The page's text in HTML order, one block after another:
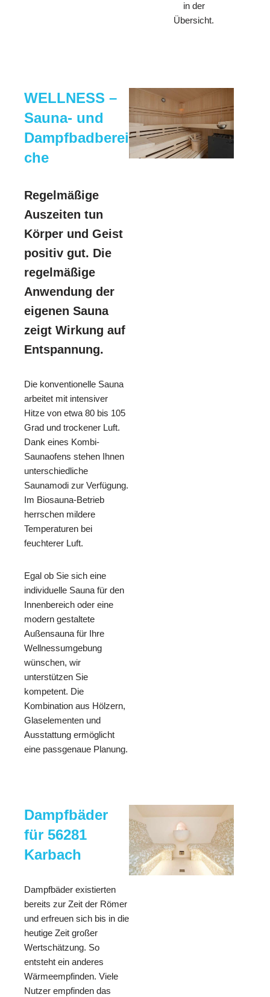
in der
Übersicht.
WELLNESS –
Sauna- und
Dampfbadberei
che
Regelmäßige
Auszeiten tun
Körper und Geist
positiv gut. Die
regelmäßige
Anwendung der
eigenen Sauna
zeigt Wirkung auf
Entspannung.
Die konventionelle Sauna
arbeitet mit intensiver
Hitze von etwa 80 bis 105
Grad und trockener Luft.
Dank eines Kombi-
Saunaofens stehen Ihnen
unterschiedliche
Saunamodi zur Verfügung.
Im Biosauna-Betrieb
herrschen mildere
Temperaturen bei
feuchterer Luft.
Egal ob Sie sich eine
individuelle Sauna für den
Innenbereich oder eine
modern gestaltete
Außensauna für Ihre
Wellnessumgebung
wünschen, wir
unterstützen Sie
kompetent. Die
Kombination aus Hölzern,
Glaselementen und
Ausstattung ermöglicht
eine passgenaue Planung.
Dampfbäder
für 56281
Karbach
Dampfbäder existierten
bereits zur Zeit der Römer
und erfreuen sich bis in die
heutige Zeit großer
Wertschätzung. So
entsteht ein anderes
Wärmeempfinden. Viele
Nutzer empfinden das